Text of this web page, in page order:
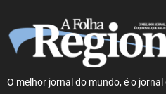
O melhor jornal do mundo, é o